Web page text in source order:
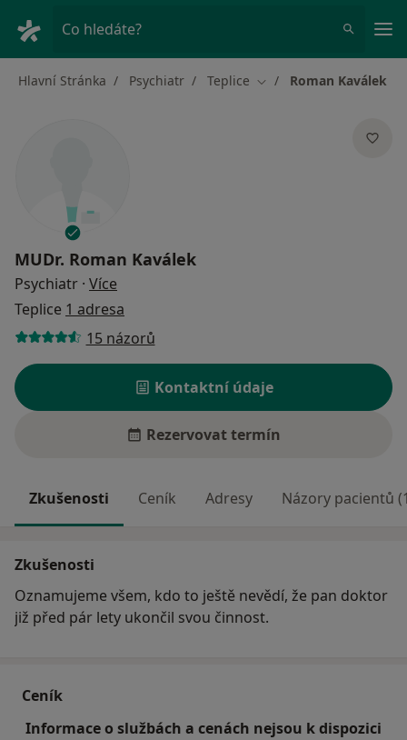
Co hledáte?
Hlavní Stránka Psychiatr Teplice Změna města
Roman Kaválek
MUDr. Roman Kaválek
Psychiatr · Více
Teplice 1 adresa
15 názorů
Kontaktní údaje
Rezervovat termín
Zkušenosti Ceník Adresy Názory pacientů
Zkušenosti
Oznamujeme všem, kdo to ještě nevědí, že pan doktor
již před pár lety ukončil svou činnost.
Ceník
Informace o službách a cenách nejsou k dispozici